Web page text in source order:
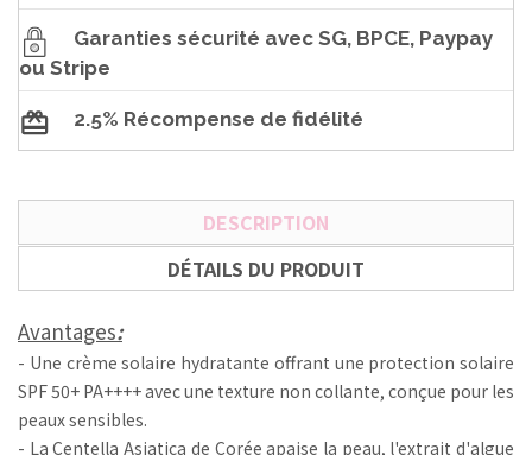
Garanties sécurité avec SG, BPCE, Paypay
ou Stripe
2.5% Récompense de fidélité
DESCRIPTION
DÉTAILS DU PRODUIT
Avantages:
- Une crème solaire hydratante offrant une protection solaire
SPF 50+ PA++++ avec une texture non collante, conçue pour les
peaux sensibles.
- La Centella Asiatica de Corée apaise la peau, l'extrait d'algue